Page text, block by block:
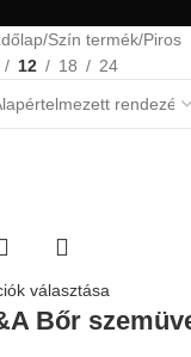
Szín termék Piros
12 18 24
választása
Bőr